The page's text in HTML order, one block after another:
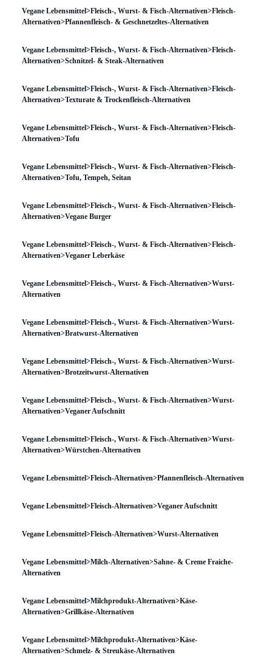
Vegane Lebensmittel>Fleisch-, Wurst- & Fisch-Alternativen>Fleisch-
Alternativen>Pfannenfleisch- & Geschnetzeltes-Alternativen
Vegane Lebensmittel>Fleisch-, Wurst- & Fisch-Alternativen>Fleisch-
Alternativen>Schnitzel- & Steak-Alternativen
Vegane Lebensmittel>Fleisch-, Wurst- & Fisch-Alternativen>Fleisch-
Alternativen>Texturate & Trockenfleisch-Alternativen
Vegane Lebensmittel>Fleisch-, Wurst- & Fisch-Alternativen>Fleisch-
Alternativen>Tofu
Vegane Lebensmittel>Fleisch-, Wurst- & Fisch-Alternativen>Fleisch-
Alternativen>Tofu, Tempeh, Seitan
Vegane Lebensmittel>Fleisch-, Wurst- & Fisch-Alternativen>Fleisch-
Alternativen>Vegane Burger
Vegane Lebensmittel>Fleisch-, Wurst- & Fisch-Alternativen>Fleisch-
Alternativen>Veganer Leberkäse
Vegane Lebensmittel>Fleisch-, Wurst- & Fisch-Alternativen>Wurst-
Alternativen
Vegane Lebensmittel>Fleisch-, Wurst- & Fisch-Alternativen>Wurst-
Alternativen>Bratwurst-Alternativen
Vegane Lebensmittel>Fleisch-, Wurst- & Fisch-Alternativen>Wurst-
Alternativen>Brotzeitwurst-Alternativen
Vegane Lebensmittel>Fleisch-, Wurst- & Fisch-Alternativen>Wurst-
Alternativen>Veganer Aufschnitt
Vegane Lebensmittel>Fleisch-, Wurst- & Fisch-Alternativen>Wurst-
Alternativen>Würstchen-Alternativen
Vegane Lebensmittel>Fleisch-Alternativen>Pfannenfleisch-Alternativen
Vegane Lebensmittel>Fleisch-Alternativen>Veganer Aufschnitt
Vegane Lebensmittel>Fleisch-Alternativen>Wurst-Alternativen
Vegane Lebensmittel>Milch-Alternativen>Sahne- & Creme Fraiche-
Alternativen
Vegane Lebensmittel>Milchprodukt-Alternativen>Käse-
Alternativen>Grillkäse-Alternativen
Vegane Lebensmittel>Milchprodukt-Alternativen>Käse-
Alternativen>Schmelz- & Streukäse-Alternativen